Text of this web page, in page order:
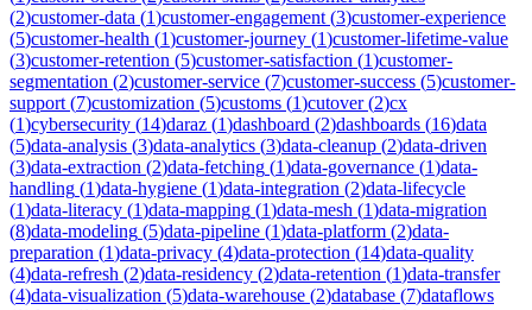
(2)customer-data (1)customer-engagement (3)customer-experience
(5)customer-health (1)customer-journey (1)customer-lifetime-value
(3)customer-retention (5)customer-satisfaction (1)customer-
segmentation (2)customer-service (7)customer-success (5)customer-
support (7)customization (5)customs (1)cutover(2)cx
(1)cybersecurity (14)daraz (1)dashboard (2)dashboards (16)data
(5)data-analysis (3)data-analytics (3)data-cleanup (2)data-driven
(3)data-extraction (2)data-fetching (1)data-governance (1)data-
handling (1)data-hygiene (1)data-integration (2)data-lifecycle
(1)data-literacy (1)data-mapping (1)data-mesh (1)data-migration
(8)data-modeling (5)data-pipeline (1)data-platform (2)data-
preparation (1)data-privacy (4)data-protection (14)data-quality
(4)data-refresh (2)data-residency (2)data-retention (1)data-transfer
(4)data-visualization (5)data-warehouse (2)database (7)dataflows